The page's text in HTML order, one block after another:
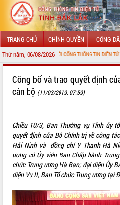
TRANG CHỦ CHÍNH QUYỀN CÔNG
Thứ năm, 06/08/2026
VỚI CỔNG THÔNG TIN ĐIỆN TỬ TỈNH ĐẮK LẮK
LÃNH ĐẠO UBND TỈNH
SỞ, BAN, NGÀNH
UBND CÁC XÃ, PHƯỜNG
THÔNG TIN CHỈ ĐẠO ĐIỀU HÀNH
HỆ THỐNG VĂN BẢN
Công bố và trao quyết định
cán bộ (11/03/2019, 07:59)
Chiều 10/3, Ban Thường vụ Tỉnh ủy
quyết định của Bộ Chính trị về công
Hải Ninh và đồng chí Y Thanh Hà
ương có Ủy viên Ban Chấp hành
chức Trung ương Hà Ban; đại diện Ủy
diện Vụ II, Ban Tổ chức Trung ương tại